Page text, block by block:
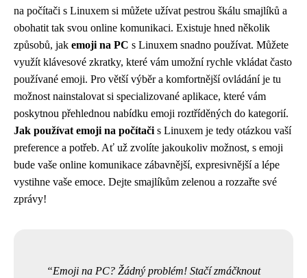
na počítači s Linuxem si můžete užívat pestrou škálu smajlíků a
obohatit tak svou online komunikaci. Existuje hned několik
způsobů, jak emoji na PC s Linuxem snadno používat. Můžete
využít klávesové zkratky, které vám umožní rychle vkládat často
používané emoji. Pro větší výběr a komfortnější ovládání je tu
možnost nainstalovat si specializované aplikace, které vám
poskytnou přehlednou nabídku emoji roztříděných do kategorií.
Jak používat emoji na počítači s Linuxem je tedy otázkou vaší
preference a potřeb. Ať už zvolíte jakoukoliv možnost, s emoji
bude vaše online komunikace zábavnější, expresivnější a lépe
vystihne vaše emoce. Dejte smajlíkům zelenou a rozzařte své
zprávy!
Emoji na PC? Žádný problém! Stačí zmáčknout